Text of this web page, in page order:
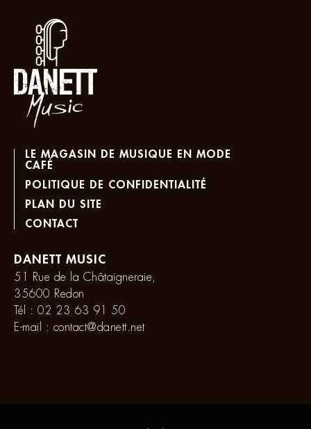
LE MAGASIN DE MUSIQUE EN MODE
CAFÉ
POLITIQUE DE CONFIDENTIALITÉ
PLAN DU SITE
CONTACT
DANETT MUSIC
51 Rue de la Châtaigneraie,
35600 Redon
Tél : 02 23 63 91 50
E-mail : contact@danett.net